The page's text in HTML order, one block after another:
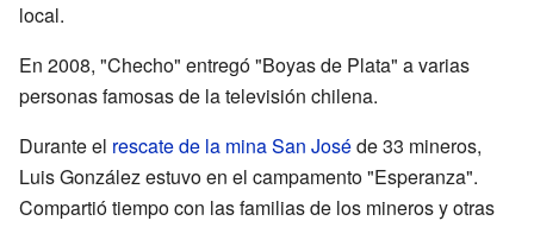
local.
En 2008, "Checho" entregó "Boyas de Plata" a varias
personas famosas de la televisión chilena.
Durante el rescate de la mina San Joséde 33 mineros,
Luis González estuvo en el campamento "Esperanza".
Compartió tiempo con las familias de los mineros y otras